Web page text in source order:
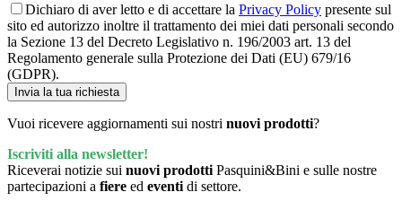
Dichiaro di aver letto e di accettare la Privacy Policy presente sul
sito ed autorizzo inoltre il trattamento dei miei dati personali secondo
la Sezione 13 del Decreto Legislativo n. 196/2003 art. 13 del
Regolamento generale sulla Protezione dei Dati (EU) 679/16
(GDPR).
Vuoi ricevere aggiornamenti sui nostri nuovi prodotti?
Iscriviti alla newsletter!
Riceverai notizie sui nuovi prodotti Pasquini&Bini e sulle nostre
partecipazioni a fiere ed eventi di settore.